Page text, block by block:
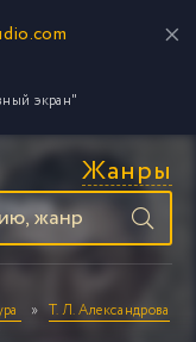
экран"
Жанры
Т. Л. Александрова